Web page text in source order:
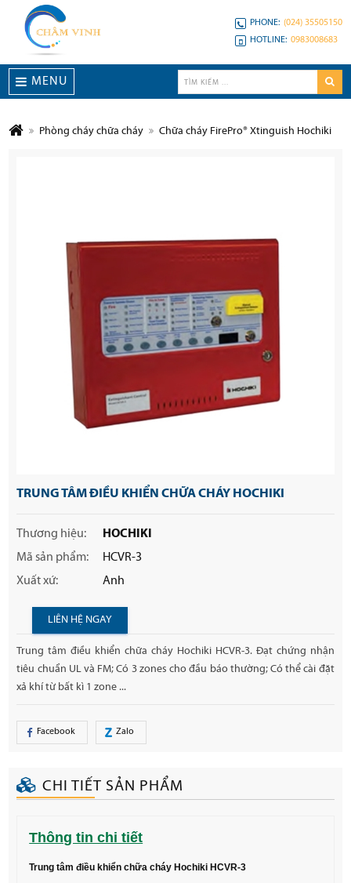
PHONE: (024) 35505150
HOTLINE: 0983008683
MENU
Phòng cháy chữa cháy Chữa cháy FirePro® Xtinguish Hochiki
TRUNG TÂM ĐIỀU KHIỂN CHỮA CHÁY HOCHIKI
Thương hiệu:
HOCHIKI
Mã sản phẩm:
HCVR-3
Xuất xứ:
Anh
LIÊN HỆ NGAY
Trung tâm điều khiển chữa cháy Hochiki HCVR-3. Đạt chứng nhận
tiêu chuẩn UL và FM; Có 3 zones cho đầu báo thường; Có thể cài đặt
xả khí từ bất kì 1 zone ...
Facebook Zalo
CHI TIẾT SẢN PHẨM
Thông tin chi tiết
Trung tâm điều khiển chữa cháy Hochiki HCVR-3